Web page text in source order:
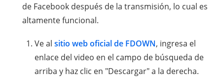
de Facebook después de la transmisión, lo cual es
altamente funcional.
Ve al sitio web oficial de FDOWN, ingresa el
enlace del video en el campo de búsqueda de
arriba y haz clic en "Descargar" a la derecha.